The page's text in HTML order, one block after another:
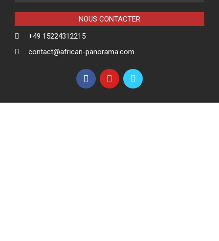
NOUS CONTACTER
+49 15224312215
contact@african-panorama.com